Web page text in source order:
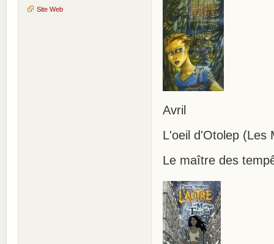
Site Web
Avril
L'oeil d'Otolep (Les
Le maître des